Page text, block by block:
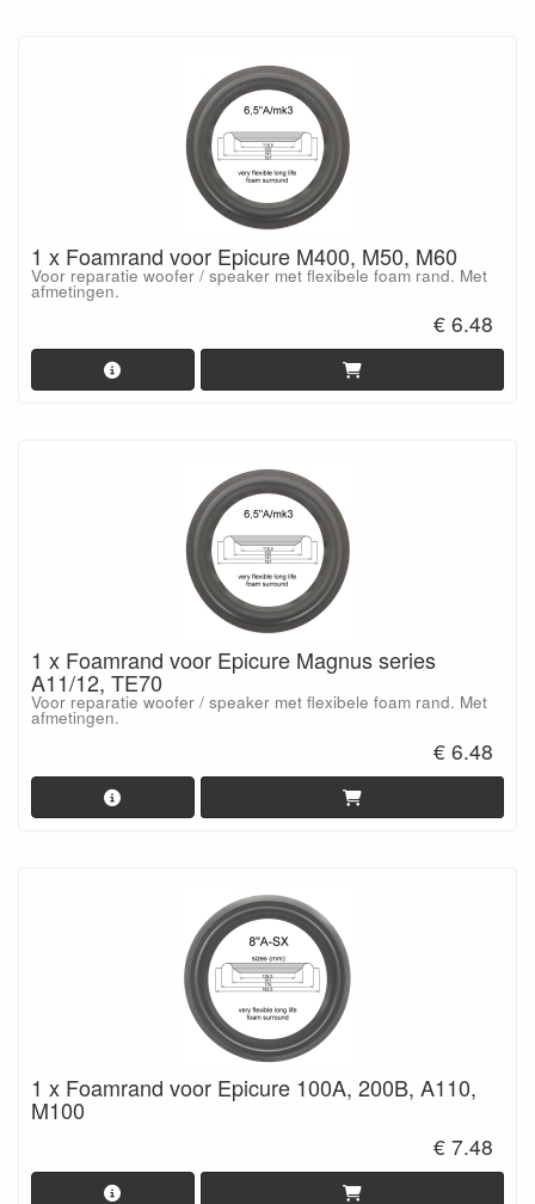
1 x Foamrand voor Epicure M400, M50, M60
Voor reparatie woofer / speaker met flexibele foam rand. Met
afmetingen.
€ 6.48
1 x Foamrand voor Epicure Magnus series
A11/12, TE70
Voor reparatie woofer / speaker met flexibele foam rand. Met
afmetingen.
€ 6.48
1 x Foamrand voor Epicure 100A, 200B, A110,
M100
€ 7.48